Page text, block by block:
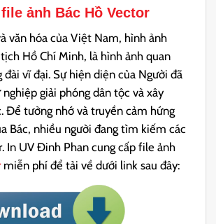
ảnh Bác Hồ Vector
văn hóa của Việt Nam, hình ảnh
Hồ Chí Minh, là hình ảnh quan
đài vĩ đại. Sự hiện diện của Người đã
giải phóng dân tộc và xây
Để tưởng nhớ và truyền cảm hứng
Bác, nhiều người đang tìm kiếm các
In UV Đinh Phan cung cấp file ảnh
miễn phí để tải về dưới link sau đây: